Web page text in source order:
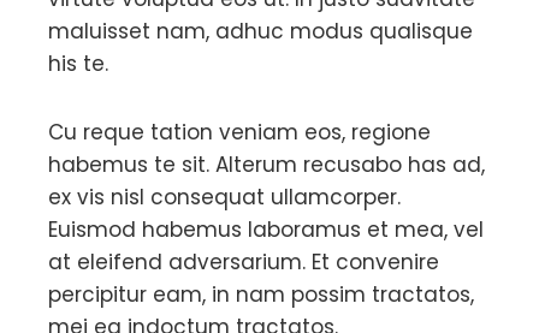
maluisset nam, adhuc modus qualisque
his te.
Cu reque tation veniam eos, regione
habemus te sit. Alterum recusabo has ad,
ex vis nisl consequat ullamcorper.
Euismod habemus laboramus et mea, vel
at eleifend adversarium. Et convenire
percipitur eam, in nam possim tractatos,
mei ea indoctum tractatos.